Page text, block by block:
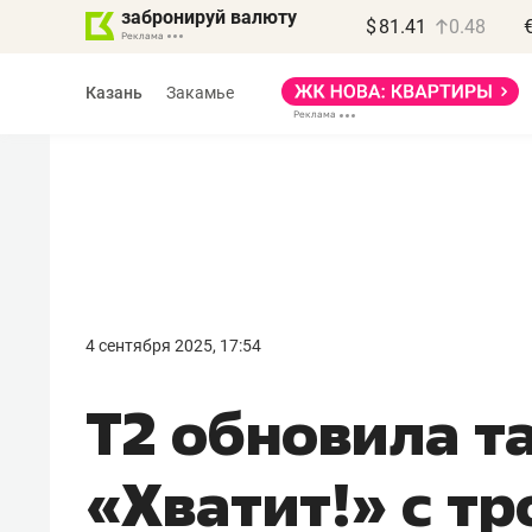
забронируй валюту $ 81.41 0.48
Казань Закамье
4 сентября 2025, 17:54
Т2 обновила
«Хватит!» с
правил, бизнес может
потерять минимум
полгода»